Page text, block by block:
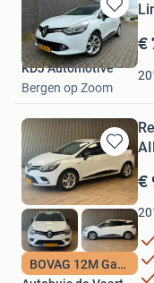
Bewaren
in
Mijn
Favorieten
€
KDJ Automotive
Bergen op Zoom
Bewaren
in
Mijn
Favorieten
BOVAG 12M Garantie
€